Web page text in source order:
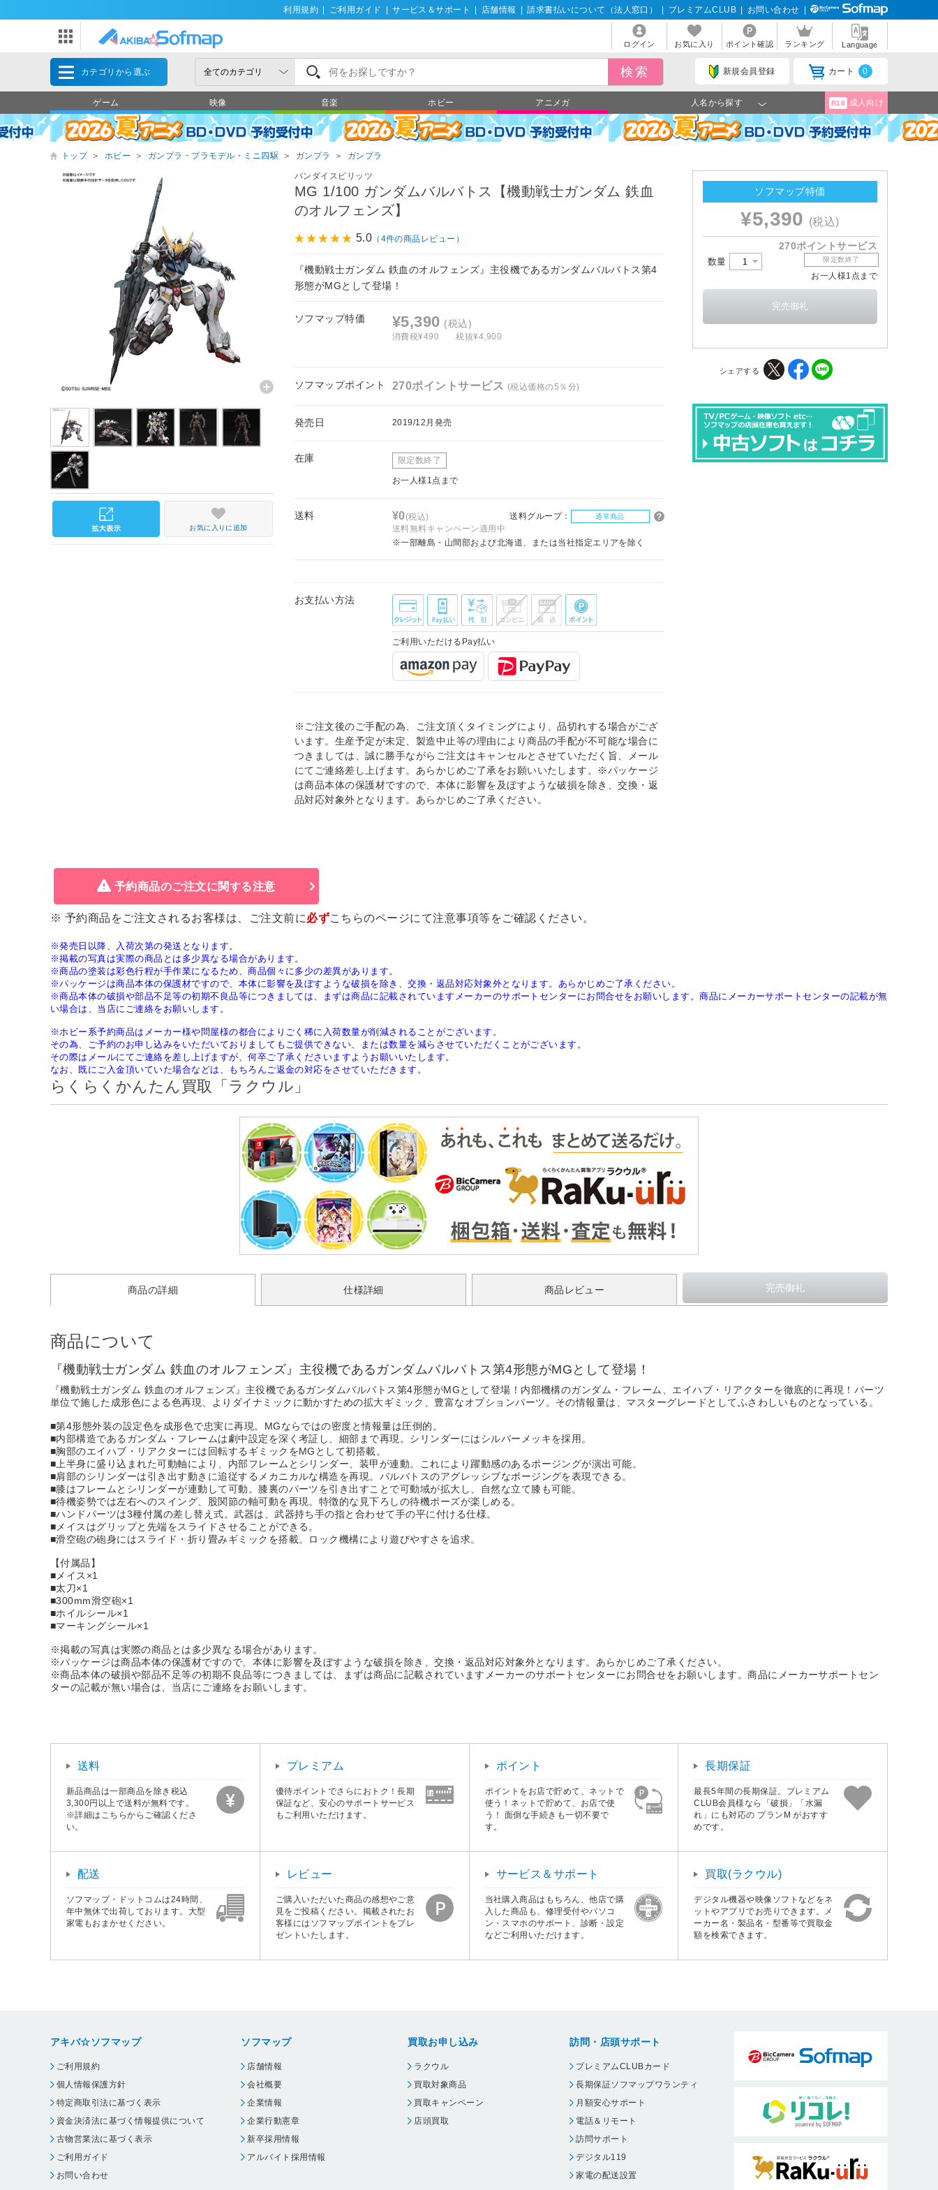
利用規約 ご利用ガイド サービス＆サポート 店舗情報 請求書払いについて（法人窓口） プレミアムCLUB お問い合わせ
ログイン お気に入り ポイント確認 ランキング Language
カテゴリから選ぶ 新規会員登録 カート 0
ゲーム 映像 音楽 ホビー アニメガ 人名から探す R18 成人向け
トップ ＞ ホビー ＞ ガンプラ・プラモデル・ミニ四駆 ＞ ガンプラ ＞ ガンプラ
バンダイスピリッツ
MG 1/100 ガンダムバルバトス【機動戦士ガンダム 鉄血
のオルフェンズ】
5.0 （4件の商品レビュー）
『機動戦士ガンダム 鉄血のオルフェンズ』主役機であるガンダムバルバトス第4
形態がMGとして登場！
ソフマップ特価 ¥5,390 (税込)
消費税¥490 税抜¥4,900
ソフマップポイント 270ポイントサービス (税込価格の5％分)
発売日 2019/12月発売
在庫 限定数終了
お一人様1点まで
送料 ¥0(税込) 送料グループ： 通常商品
送料無料キャンペーン適用中
※一部離島・山間部および北海道、または当社指定エリアを除く
お支払い方法
ご利用いただけるPay払い
※ご注文後のご手配の為、ご注文頂くタイミングにより、品切れする場合がござ
います。生産予定が未定、製造中止等の理由により商品の手配が不可能な場合に
つきましては、誠に勝手ながらご注文はキャンセルとさせていただく旨、メール
にてご連絡差し上げます。あらかじめご了承をお願いいたします。※パッケージ
は商品本体の保護材ですので、本体に影響を及ぼすような破損を除き、交換・返
品対応対象外となります。あらかじめご了承ください。
お気に入りに追加
ソフマップ特価
¥5,390 (税込)
270ポイントサービス
数量 限定数終了
お一人様1点まで
シェアする
予約商品のご注文に関する注意
※ 予約商品をご注文されるお客様は、ご注文前に必ずこちらのページにて注意事項等をご確認ください。
※発売日以降、入荷次第の発送となります。
※掲載の写真は実際の商品とは多少異なる場合があります。
※商品の塗装は彩色行程が手作業になるため、商品個々に多少の差異があります。
※パッケージは商品本体の保護材ですので、本体に影響を及ぼすような破損を除き、交換・返品対応対象外となります。あらかじめご了承ください。
※商品本体の破損や部品不足等の初期不良品等につきましては、まずは商品に記載されていますメーカーのサポートセンターにお問合せをお願いします。商品にメーカーサポートセンターの記載が無
い場合は、当店にご連絡をお願いします。
※ホビー系予約商品はメーカー様や問屋様の都合によりごく稀に入荷数量が削減されることがございます。
その為、ご予約のお申し込みをいただいておりましてもご提供できない、または数量を減らさせていただくことがございます。
その際はメールにてご連絡を差し上げますが、何卒ご了承くださいますようお願いいたします。
なお、既にご入金頂いていた場合などは、もちろんご返金の対応をさせていただきます。
らくらくかんたん買取「ラクウル」
商品の詳細 仕様詳細 商品レビュー
商品について
『機動戦士ガンダム 鉄血のオルフェンズ』主役機であるガンダムバルバトス第4形態がMGとして登場！
『機動戦士ガンダム 鉄血のオルフェンズ』主役機であるガンダムバルバトス第4形態がMGとして登場！内部機構のガンダム・フレーム、エイハブ・リアクターを徹底的に再現！パーツ
単位で施した成形色による色再現、よりダイナミックに動かすための拡大ギミック、豊富なオプションパーツ。その情報量は、マスターグレードとしてふさわしいものとなっている。
■第4形態外装の設定色を成形色で忠実に再現。MGならではの密度と情報量は圧倒的。
■内部構造であるガンダム・フレームは劇中設定を深く考証し、細部まで再現。シリンダーにはシルバーメッキを採用。
■胸部のエイハブ・リアクターには回転するギミックをMGとして初搭載。
■上半身に盛り込まれた可動軸により、内部フレームとシリンダー、装甲が連動。これにより躍動感のあるポージングが演出可能。
■肩部のシリンダーは引き出す動きに追従するメカニカルな構造を再現。バルバトスのアグレッシブなポージングを表現できる。
■膝はフレームとシリンダーが連動して可動。膝裏のパーツを引き出すことで可動域が拡大し、自然な立て膝も可能。
■待機姿勢では左右へのスイング、股関節の軸可動を再現。特徴的な見下ろしの待機ポーズが楽しめる。
■ハンドパーツは3種付属の差し替え式。武器は、武器持ち手の指と合わせて手の平に付ける仕様。
■メイスはグリップと先端をスライドさせることができる。
■滑空砲の砲身にはスライド・折り畳みギミックを搭載。ロック機構により遊びやすさを追求。
【付属品】
■メイス×1
■太刀×1
■300mm滑空砲×1
■ホイルシール×1
■マーキングシール×1
※掲載の写真は実際の商品とは多少異なる場合があります。
※パッケージは商品本体の保護材ですので、本体に影響を及ぼすような破損を除き、交換・返品対応対象外となります。あらかじめご了承ください。
※商品本体の破損や部品不足等の初期不良品等につきましては、まずは商品に記載されていますメーカーのサポートセンターにお問合せをお願いします。商品にメーカーサポートセン
ターの記載が無い場合は、当店にご連絡をお願いします。
送料
新品商品は一部商品を除き税込
3,300円以上で送料が無料です。
※詳細はこちらからご確認くださ
い。
プレミアム
優待ポイントでさらにおトク！長期
保証など、安心のサポートサービス
もご利用いただけます。
ポイント
ポイントをお店で貯めて、ネットで
使う！ネットで貯めて、お店で使
う！ 面倒な手続きも一切不要で
す。
長期保証
最長5年間の長期保証。プレミアム
CLUB会員様なら「破損」「水漏
れ」にも対応の プランM がおすす
めです。
配送
ソフマップ・ドットコムは24時間、
年中無休で出荷しております。大型
家電もおまかせください。
レビュー
ご購入いただいた商品の感想やご意
見をご投稿ください。掲載されたお
客様にはソフマップポイントをプレ
ゼントいたします。
サービス＆サポート
当社購入商品はもちろん、他店で購
入した商品も、修理受付やパソコ
ン・スマホのサポート、診断・設定
などご利用いただけます。
買取(ラクウル)
デジタル機器や映像ソフトなどをネ
ットやアプリでお売りできます。メ
ーカー名・製品名・型番等で買取金
額を検索できます。
アキバ☆ソフマップ
ご利用規約
個人情報保護方針
特定商取引法に基づく表示
資金決済法に基づく情報提供について
古物営業法に基づく表示
ご利用ガイド
お問い合わせ
ソフマップ
店舗情報
会社概要
企業情報
企業行動憲章
新卒採用情報
アルバイト採用情報
買取お申し込み
ラクウル
買取対象商品
買取キャンペーン
店頭買取
訪問・店頭サポート
プレミアムCLUBカード
長期保証ソフマップワランティ
月額安心サポート
電話＆リモート
訪問サポート
デジタル119
家電の配送設置